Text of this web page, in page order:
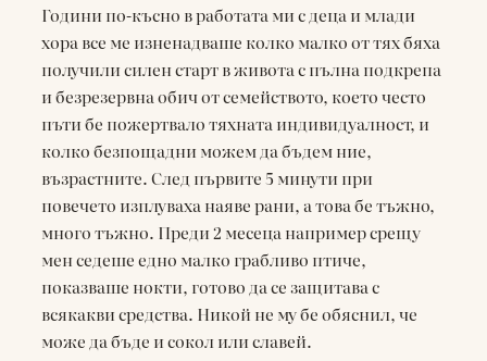
Години по-късно в работата ми с деца и млади
хора все ме изненадваше колко малко от тях бяха
получили силен старт в живота с пълна подкрепа
и безрезервна обич от семейството, което често
пъти бе пожертвало тяхната индивидуалност, и
колко безпощадни можем да бъдем ние,
възрастните. След първите 5 минути при
повечето изплуваха наяве рани, а това бе тъжно,
много тъжно. Преди 2 месеца например срещу
мен седеше едно малко грабливо птиче,
показваше нокти, готово да се защитава с
всякакви средства. Никой не му бе обяснил, че
може да бъде и сокол или славей.